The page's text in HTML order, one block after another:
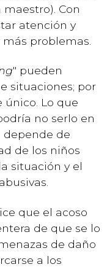
Con
atención y
problemas.
" pueden
situaciones; por
único. Lo que
no serlo en
depende de
de los niños
situación y el
que el acoso
de que se lo
de daño
a los